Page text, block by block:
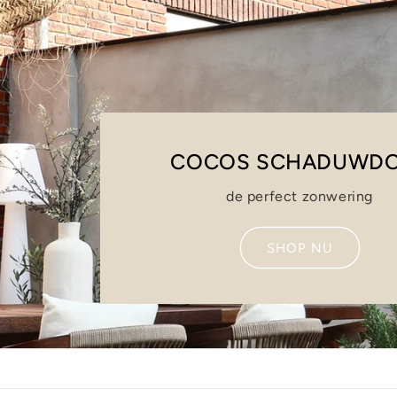
SCHADUWDOEK
de perfect zonwering
SHOP NU